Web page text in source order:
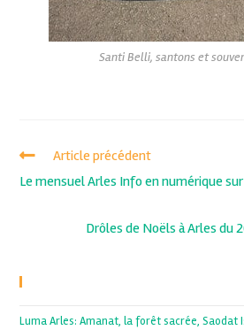
Santi Belli, santons et
Article précédent
Le mensuel Arles Info en numérique
Drôles de Noëls à Arles du
Luma Arles: Amanat, la forêt sacrée, Saodat